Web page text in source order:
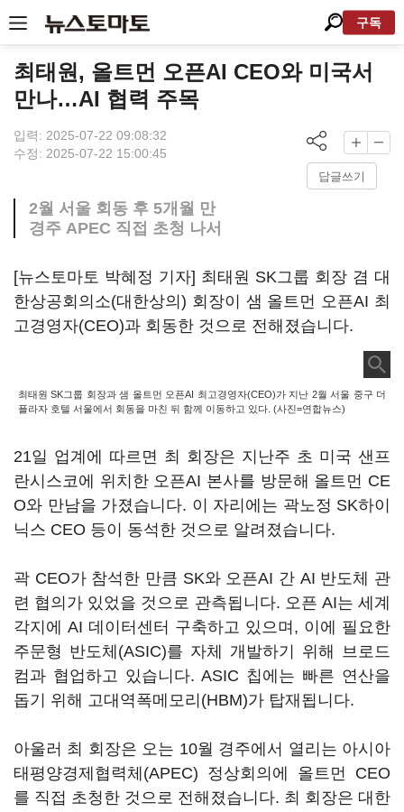
구독
최태원, 올트먼 오픈AI CEO와 미국서
만나…AI 협력 주목
입력: 2025-07-22 09:08:32
수정: 2025-07-22 15:00:45
답글쓰기
2월 서울 회동 후 5개월 만
경주 APEC 직접 초청 나서
[뉴스토마토 박혜정 기자] 최태원 SK그룹 회장 겸 대
한상공회의소(대한상의) 회장이 샘 올트먼 오픈AI 최
고경영자(CEO)과 회동한 것으로 전해졌습니다.
최태원 SK그룹 회장과 샘 올트먼 오픈AI 최고경영자(CEO)가 지난 2월 서울 중구 더
플라자 호텔 서울에서 회동을 마친 뒤 함께 이동하고 있다. (사진=연합뉴스)
21일 업계에 따르면 최 회장은 지난주 초 미국 샌프
란시스코에 위치한 오픈AI 본사를 방문해 올트먼 CE
O와 만남을 가졌습니다. 이 자리에는 곽노정 SK하이
닉스 CEO 등이 동석한 것으로 알려졌습니다.
곽 CEO가 참석한 만큼 SK와 오픈AI 간 AI 반도체 관
련 협의가 있었을 것으로 관측됩니다. 오픈 AI는 세계
각지에 AI 데이터센터 구축하고 있으며, 이에 필요한
주문형 반도체(ASIC)를 자체 개발하기 위해 브로드
컴과 협업하고 있습니다. ASIC 칩에는 빠른 연산을
돕기 위해 고대역폭메모리(HBM)가 탑재됩니다.
아울러 최 회장은 오는 10월 경주에서 열리는 아시아
태평양경제협력체(APEC) 정상회의에 올트먼 CEO
를 직접 초청한 것으로 전해졌습니다. 최 회장은 대한